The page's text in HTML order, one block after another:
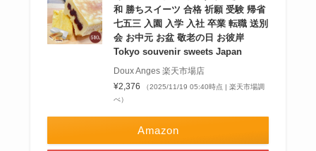
和 勝ちスイーツ 合格 祈願 受験 帰省
七五三 入園 入学 入社 卒業 転職 送別
会 お中元 お盆 敬老の日 お彼岸
Tokyo souvenir sweets Japan
Doux Anges 楽天市場店
¥2,376
（2025/11/19 05:40時点 | 楽天市場調
べ）
Amazon